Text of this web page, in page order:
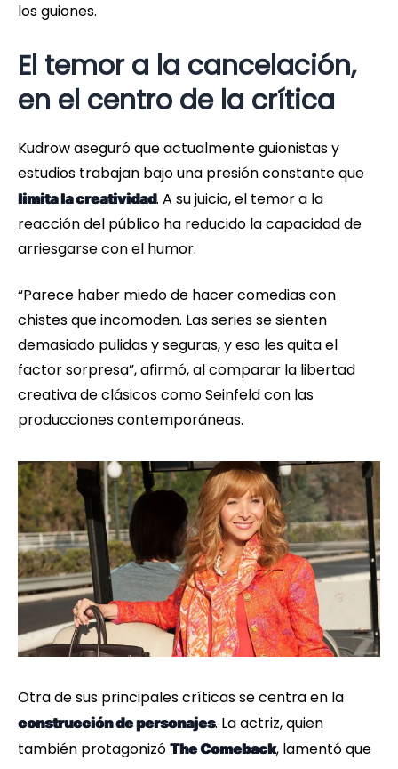
los guiones.
El temor a la cancelación,
en el centro de la crítica
Kudrow aseguró que actualmente guionistas y
estudios trabajan bajo una presión constante que
limita la creatividad. A su juicio, el temor a la
reacción del público ha reducido la capacidad de
arriesgarse con el humor.
“Parece haber miedo de hacer comedias con
chistes que incomoden. Las series se sienten
demasiado pulidas y seguras, y eso les quita el
factor sorpresa”, afirmó, al comparar la libertad
creativa de clásicos como Seinfeld con las
producciones contemporáneas.
Otra de sus principales críticas se centra en la
construcción de personajes. La actriz, quien
también protagonizó The Comeback, lamentó que